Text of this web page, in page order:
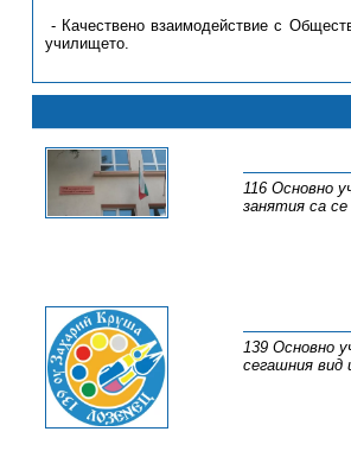
Качествено взаимодействие с
училището.
116 Основно
занятия са
139 Основно
сегашния